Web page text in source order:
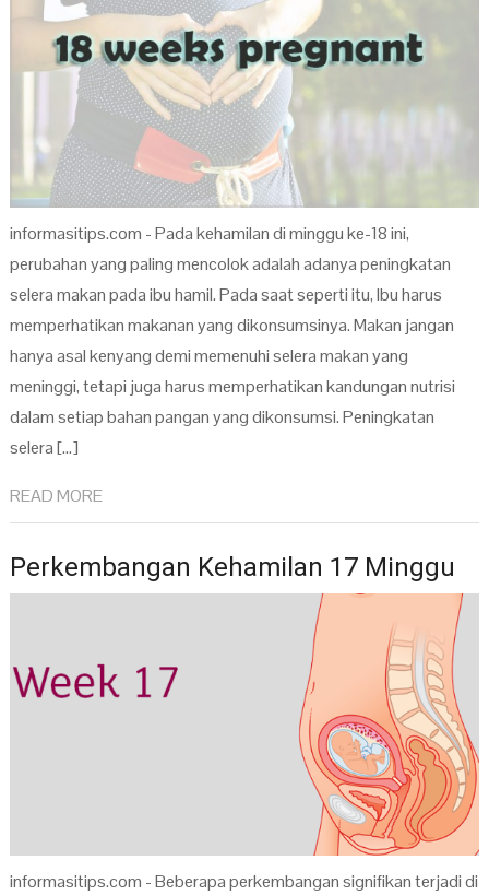
informasitips.com - Pada kehamilan di minggu ke-18 ini,
perubahan yang paling mencolok adalah adanya peningkatan
selera makan pada ibu hamil. Pada saat seperti itu, Ibu harus
memperhatikan makanan yang dikonsumsinya. Makan jangan
hanya asal kenyang demi memenuhi selera makan yang
meninggi, tetapi juga harus memperhatikan kandungan nutrisi
dalam setiap bahan pangan yang dikonsumsi. Peningkatan
selera […]
READ MORE
Perkembangan Kehamilan 17 Minggu
informasitips.com - Beberapa perkembangan signifikan terjadi di